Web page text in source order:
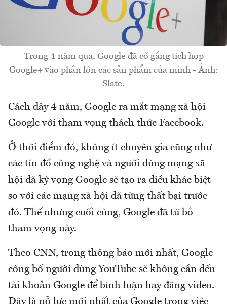
Trong 4 năm qua, Google đã cố gắng tích hợp
Google+ vào phần lớn các sản phẩm của mình - Ảnh:
Slate.
Cách đây 4 năm, Google ra mắt mạng xã hội
Google với tham vọng thách thức Facebook.
Ở thời điểm đó, không ít chuyên gia cũng như
các tín đồ công nghệ và người dùng mạng xã
hội đã kỳ vọng Google sẽ tạo ra điều khác biệt
so với các mạng xã hội đã từng thất bại trước
đó. Thế nhưng cuối cùng, Google đã từ bỏ
tham vọng này.
Theo CNN, trong thông báo mới nhất, Google
công bố người dùng YouTube sẽ không cần đến
tài khoản Google để bình luận hay đăng video.
Đây là nỗ lực mới nhất của Google trong việc